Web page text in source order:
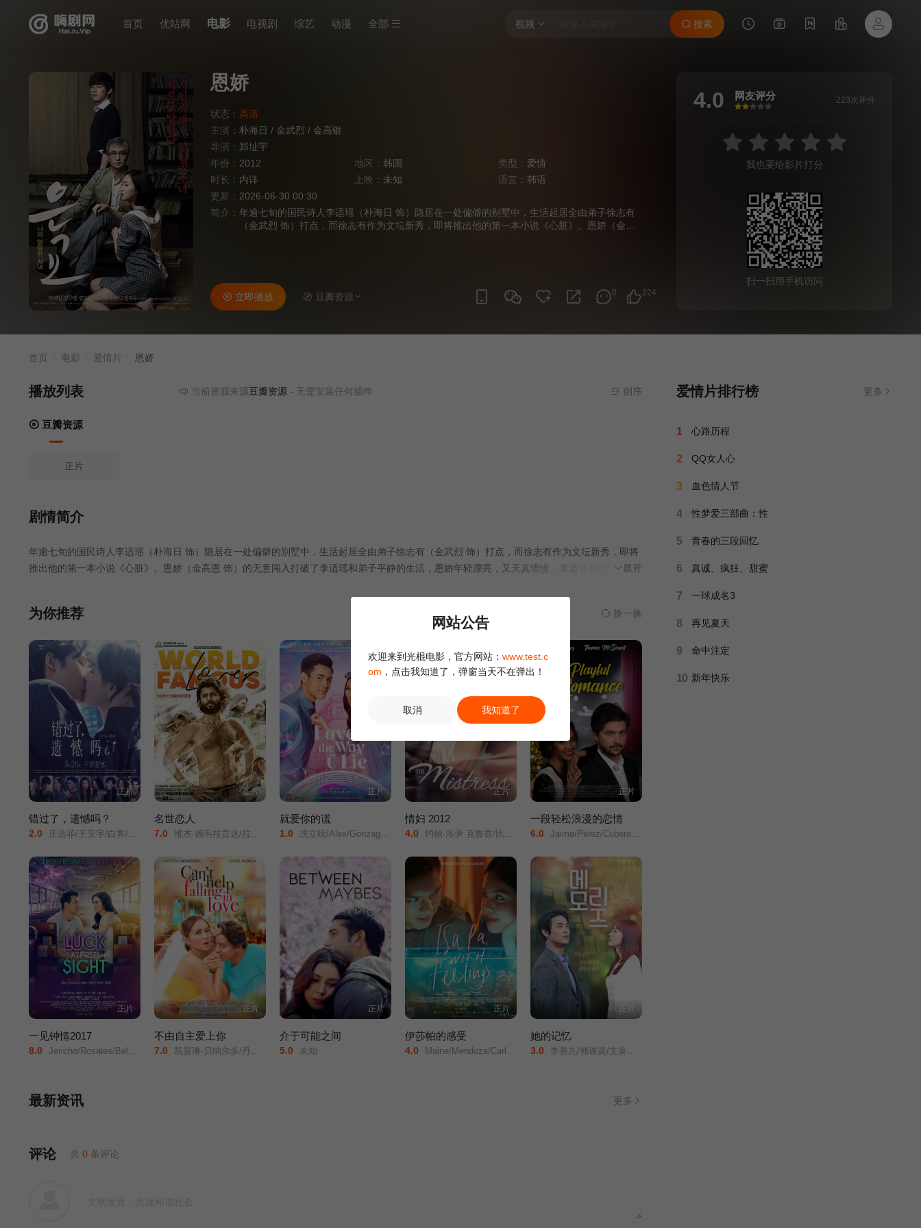
视频 搜索
首页 优站网 电影 电视剧 综艺 动漫 全部
恩娇
状态： 高清
主演： 朴海日 / 金武烈 / 金高银
导演： 郑址宇
年份： 2012 地区： 韩国 类型： 爱情
时长： 内详 上映： 未知 语言： 韩语
更新： 2026-06-30 00:30
简介： 年逾七旬的国民诗人李适瑶（朴海日 饰）隐居在一处偏僻的别墅中，生活起居全由弟子徐志有
（金武烈 饰）打点，而徐志有作为文坛新秀，即将推出他的第一本小说《心脏》。恩娇（金高
224
0
立即播放 豆瓣资源
4.0 网友评分
很差
较差还行推荐力荐
223次评分
我也要给影片打分
扫一扫用手机访问
首页 电影 爱情片 恩娇
播放列表 当前资源来源豆瓣资源- 无需安装任何插件 倒序
豆瓣资源
正片
剧情简介
年逾七旬的国民诗人李适瑶（朴海日 饰）隐居在一处偏僻的别墅中，生活起居全由弟子徐志有（金武烈 饰）打点，而徐志有作为文坛新秀，即将
推出他的第一本小说《心脏》。恩娇（金高恩 饰）的无意闯入打破了李适瑶和弟子平静的生活，恩娇年轻漂亮，又天真懵懂，李适瑶在她的身上
展开
为你推荐 换一换
正片
错过了，遗憾吗？
2.0 庄达菲/王安宇/白客/敖子逸/赵佳丽/周澄奥/陈昊宇/黄子琪/吴汉坤/孙嘉灵/泰乐/
正片
名世恋人
7.0 维杰·德韦拉贡达/拉茜·科纳/艾西瓦娅·拉杰什/Catherine/Tresa/伊扎贝尔·蕾特/
正片
就爱你的谎
1.0 冼立呒/Alex/Gonzaga/Kylie/Verzosa/
正片
情妇 2012
4.0 约翰·洛伊·克鲁兹/比雅·阿隆佐/罗纳尔多·巴尔德斯/
正片
一段轻松浪漫的恋情
6.0 Jaime/Pérez/Cubero/托马斯·麦克唐纳/
正片
一见钟情2017
8.0 Jericho/Rosales/Bela/Padilla/
正片
不由自主爱上你
7.0 凯瑟琳·贝纳尔多/丹尼尔·帕迪亚/
正片
介于可能之间
5.0 未知
正片
伊莎帕的感受
4.0 Maine/Mendoza/Carlo/Aquino/
正片
她的记忆
3.0 李善九/韩珠英/文英东/安敏永/李美枝/朴钟焕/
最新资讯 更多
评论 共 0 条评论
爱情片排行榜 更多
1 心路历程
2 QQ女人心
3 血色情人节
4 性梦爱三部曲：性
5 青春的三段回忆
6 真诚、疯狂、甜蜜
7 一球成名3
8 再见夏天
9 命中注定
10 新年快乐
网站公告
欢迎来到光棍电影，官方网站： www.test.c
om ，点击我知道了，弹窗当天不在弹出！
取消 我知道了